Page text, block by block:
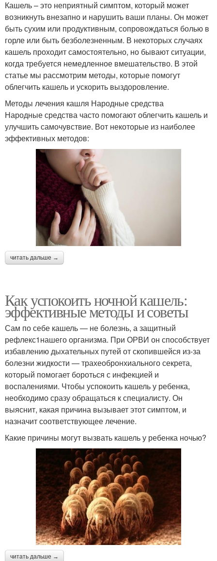
Кашель – это неприятный симптом, который может
возникнуть внезапно и нарушить ваши планы. Он может
быть сухим или продуктивным, сопровождаться болью в
горле или быть безболезненным. В некоторых случаях
кашель проходит самостоятельно, но бывают ситуации,
когда требуется немедленное вмешательство. В этой
статье мы рассмотрим методы, которые помогут
облегчить кашель и ускорить выздоровление.
Методы лечения кашля Народные средства
Народные средства часто помогают облегчить кашель и
улучшить самочувствие. Вот некоторые из наиболее
эффективных методов:
читать дальше →
Как успокоить ночной кашель:
эффективные методы и советы
Сам по себе кашель — не болезнь, а защитный
рефлекс1нашего организма. При ОРВИ он способствует
избавлению дыхательных путей от скопившейся из-за
болезни жидкости — трахеобронхиального секрета,
который помогает бороться с инфекцией и
воспалениями. Чтобы успокоить кашель у ребенка,
необходимо сразу обращаться к специалисту. Он
выяснит, какая причина вызывает этот симптом, и
назначит соответствующее лечение.
Какие причины могут вызвать кашель у ребенка ночью?
читать дальше →